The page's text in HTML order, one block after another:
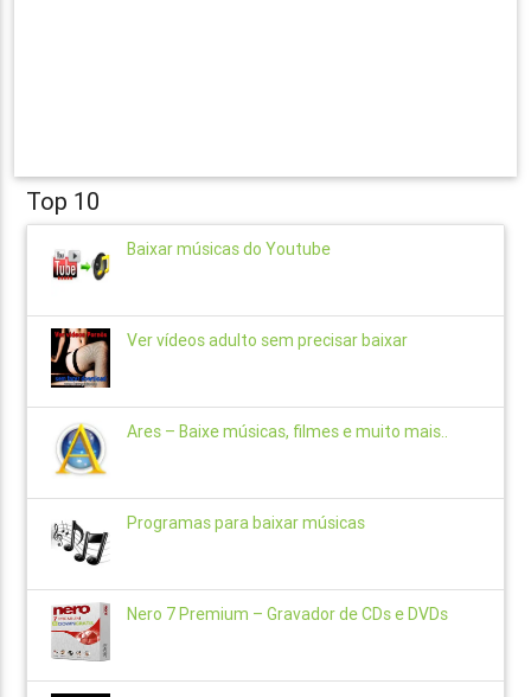
Top 10
Baixar músicas do Youtube
Ver vídeos adulto sem precisar baixar
Ares – Baixe músicas, filmes e muito mais..
Programas para baixar músicas
Nero 7 Premium – Gravador de CDs e DVDs